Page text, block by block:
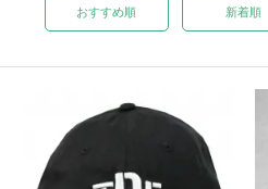
おすすめ順 新着順